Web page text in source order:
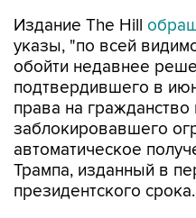
Издание The Hill
указы, "по всей
обойти недавнее
подтвердившего в
права на
заблокировавшего
автоматическое
Трампа, изданный в
президентского срока.